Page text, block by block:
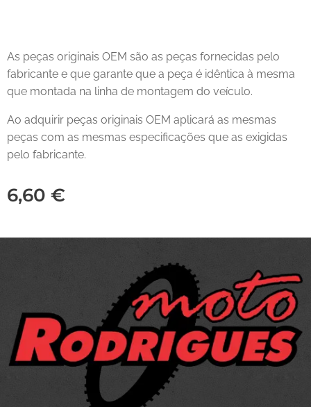
As peças originais OEM são as peças fornecidas pelo
fabricante e que garante que a peça é idêntica à mesma
que montada na linha de montagem do veículo.
Ao adquirir peças originais OEM aplicará as mesmas
peças com as mesmas especificações que as exigidas
pelo fabricante.
6,60 €